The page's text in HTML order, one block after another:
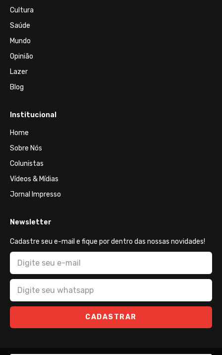
Cultura
Saúde
Mundo
Opinião
Lazer
Blog
Institucional
Home
Sobre Nós
Colunistas
Vídeos & Mídias
Jornal Impresso
Newsletter
Cadastre seu e-mail e fique por dentro das nossas novidades!
CADASTRAR